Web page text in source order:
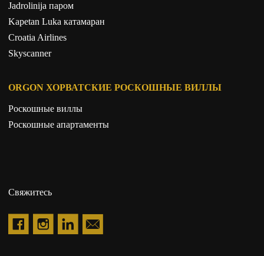
Jadrolinija паром
Kapetan Luka катамаран
Croatia Airlines
Skyscanner
ORGON ХОРВАТСКИЕ РОСКОШНЫЕ ВИЛЛЫ
Роскошные виллы
Роскошные апартаменты
Свяжитесь